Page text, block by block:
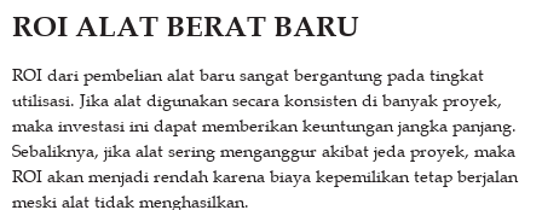
ROI ALAT BERAT BARU
ROI dari pembelian alat baru sangat bergantung pada tingkat
utilisasi. Jika alat digunakan secara konsisten di banyak proyek,
maka investasi ini dapat memberikan keuntungan jangka panjang.
Sebaliknya, jika alat sering menganggur akibat jeda proyek, maka
ROI akan menjadi rendah karena biaya kepemilikan tetap berjalan
meski alat tidak menghasilkan.